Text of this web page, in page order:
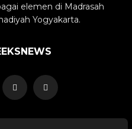
elemen di Madrasah
Yogyakarta.